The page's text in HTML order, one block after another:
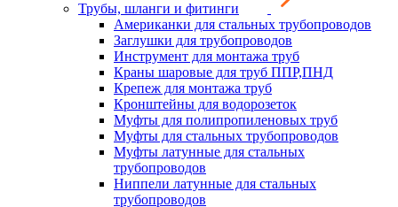
Трубы, шланги и фитинги
Американки для стальных трубопроводов
Заглушки для трубопроводов
Инструмент для монтажа труб
Краны шаровые для труб ППР,ПНД
Крепеж для монтажа труб
Кронштейны для водорозеток
Муфты для полипропиленовых труб
Муфты для стальных трубопроводов
Муфты латунные для стальных
трубопроводов
Ниппели латунные для стальных
трубопроводов